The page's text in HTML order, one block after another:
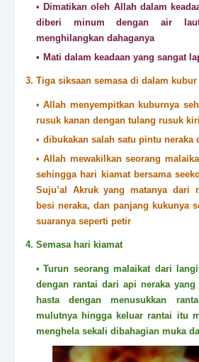
Dimatikan oleh Allah dalam
diberi minum dengan air
menghilangkan dahaganya
Mati dalam keadaan yang sangat
3. Tiga siksaan semasa di dalam kubur
Allah menyempitkan kuburnya
rusuk kanan dengan tulang rusuk kiri
dibukakan salah satu pintu neraka
Allah mewakilkan seorang
sehingga hari kiamat bersama
Suju’al Akruk yang matanya dari
besi neraka, dan panjang kukunya
suaranya seperti petir
4. Semasa hari kiamat
Turun seorang malaikat dari
dengan rantai dari api neraka
hasta dengan menusukkan
mulutnya hingga keluar rantai itu
menghela sekali dibahagian muka